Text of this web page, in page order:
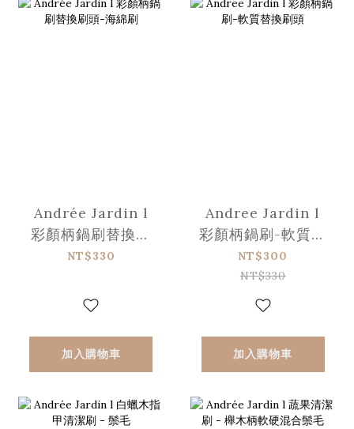
Andrée Jardin l
彩顏柄鍋刷替換刷
頭-海綿刷
NT$330
加入購物車
Andree Jardin l
彩顏柄鍋刷-軟質替
換刷頭
NT$300
NT$330
加入購物車